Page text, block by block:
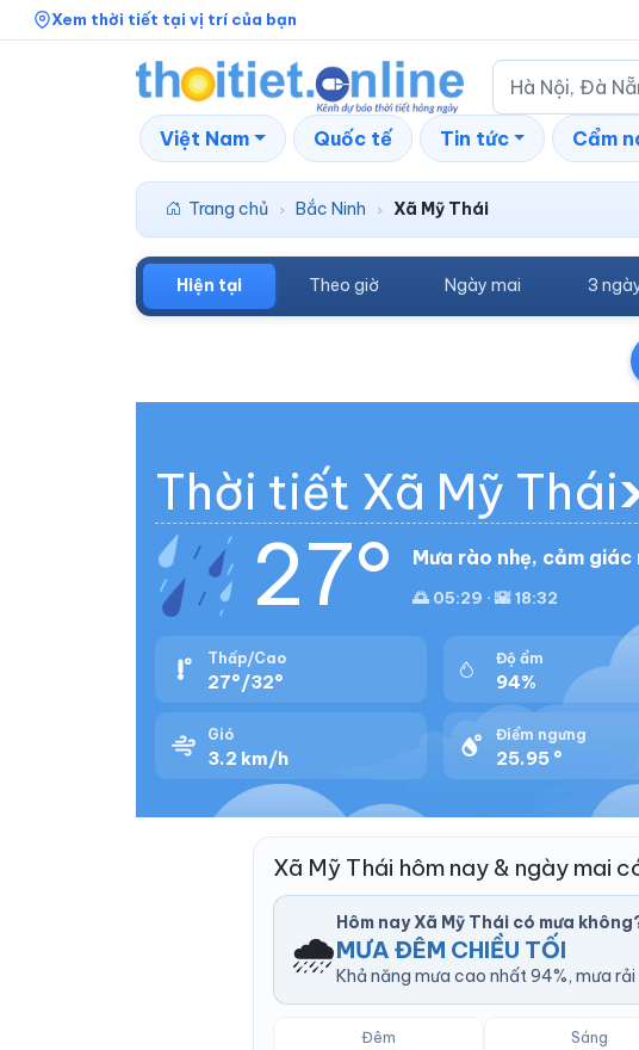
Xem thời tiết tại vị trí của bạn
Việt Nam Quốc tế Tin tức Cẩm
Trang chủ › Bắc Ninh › Xã Mỹ Thái
Hiện tại Theo giờ Ngày mai 3
Thời tiết Xã Mỹ Thái
27° Mưa rào nhẹ, cảm giác
🌅 05:29 · 🌇 18:32
Thấp/Cao
27°/32°
Độ ẩm
94%
Gió
3.2 km/h
Điểm ngưng
25.95 °
Xã Mỹ Thái hôm nay & ngày mai
🌧️
Hôm nay Xã Mỹ Thái có mưa
MƯA ĐÊM CHIỀU TỐI
Khả năng mưa cao nhất 94%, mưa
Đêm Sáng